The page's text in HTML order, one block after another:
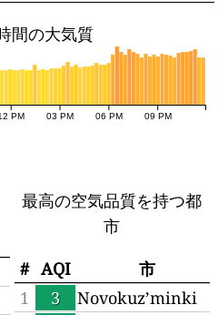
間の大気質
PM 03 PM 06 PM 09 PM
最高の空気品質を持つ都
市
# AQI
市
1
3
Novokuz’minki